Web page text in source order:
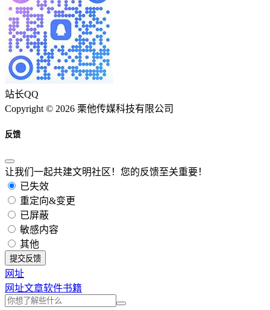
站长QQ
Copyright © 2026 栗他传媒科技有限公司
反馈
让我们一起共建文明社区！您的反馈至关重要！
已失效
重定向&变更
已屏蔽
敏感内容
其他
提交反馈
网址
网址文章软件书籍